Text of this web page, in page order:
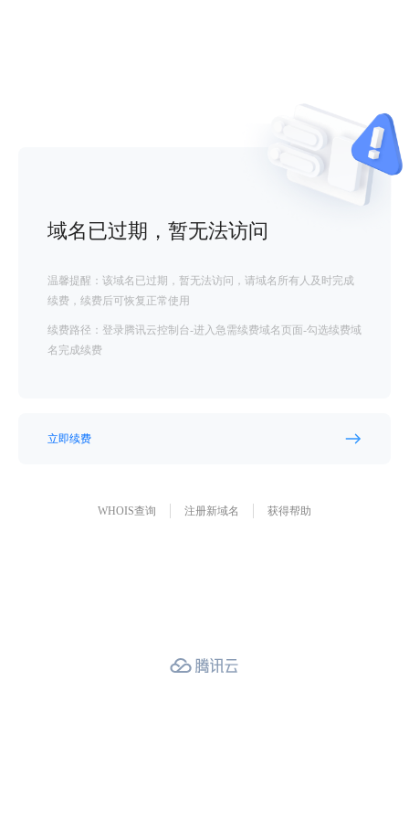
域名已过期，暂无法访问
温馨提醒：该域名已过期，暂无法访问，请域名所有人及时完成
续费，续费后可恢复正常使用
续费路径：登录腾讯云控制台-进入急需续费域名页面-勾选续费域
名完成续费
立即续费
WHOIS查询 注册新域名 获得帮助